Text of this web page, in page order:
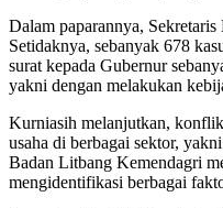
Dalam paparannya,
Setidaknya, sebanyak 678
surat kepada Gubernur
yakni dengan melakukan
Kurniasih melanjutkan, konflik
usaha di berbagai sektor,
Badan Litbang Kemendagri
mengidentifikasi berbagai